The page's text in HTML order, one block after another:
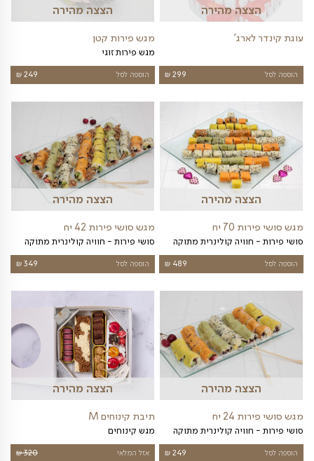
עוד היום!
וטעימה להפתיע את היקרים לכם? רוצים לשלוח
לרמת החייל שתשאיר רושם מתוק ובלתי נשכח? אנחנו כאן
נדאג לכל השאר! הזמינו עוד היום ותיהנו ממשלוח
וטעמים שאין להם תחליף
מהירה
₪299
הצצה מהירה
מגש פירות קטן
מגש פירות זוגי
הוספה לסל ₪249